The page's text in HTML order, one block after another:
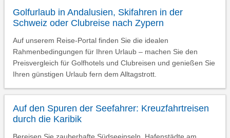
Golfurlaub in Andalusien, Skifahren in der
Schweiz oder Clubreise nach Zypern
Auf unserem Reise-Portal finden Sie die idealen
Rahmenbedingungen für Ihren Urlaub – machen Sie den
Preisvergleich für Golfhotels und Clubreisen und genießen Sie
Ihren günstigen Urlaub fern dem Alltagstrott.
Auf den Spuren der Seefahrer: Kreuzfahrtreisen
durch die Karibik